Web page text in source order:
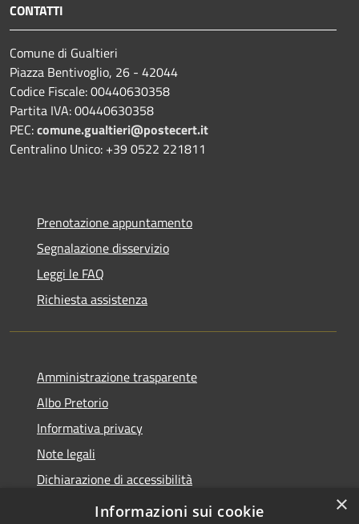
CONTATTI
Comune di Gualtieri
Piazza Bentivoglio, 26 - 42044
Codice Fiscale: 00440630358
Partita IVA: 00440630358
PEC:comune.gualtieri@postecert.it
Centralino Unico: +39 0522 221811
Prenotazione appuntamento
Segnalazione disservizio
Leggi le FAQ
Richiesta assistenza
Amministrazione trasparente
Albo Pretorio
Informativa privacy
Note legali
Dichiarazione di accessibilità
Piano di miglioramento del sito
×
Informazioni sui cookie